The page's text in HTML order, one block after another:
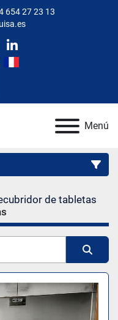
654 27 23 13
linkedin
Menú
de tabletas